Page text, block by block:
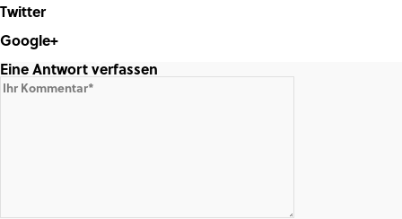
Twitter
Google+
Share on Google+
Eine Antwort verfassen